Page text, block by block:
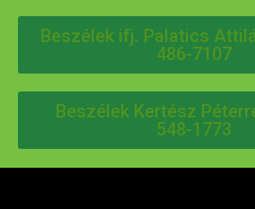
Beszélek ifj. Palatics
486-7107
Beszélek Kertész
548-1773